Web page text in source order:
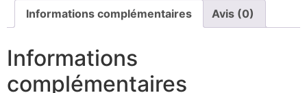
Rouge
75cL
Informations complémentaires Avis (0)
Informations
complémentaires